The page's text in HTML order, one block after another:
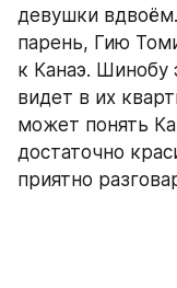
девушки
парень, Гию
к Канаэ. Шинобу
видет в их
может понять
достаточно
приятно